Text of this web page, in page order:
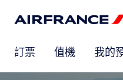
訂票 值機 我的